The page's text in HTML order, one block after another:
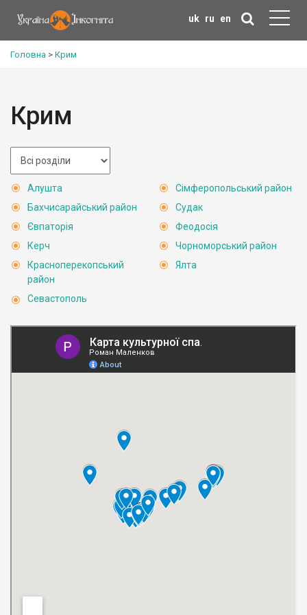
uk ru en
Головна > Крим
Крим
Алушта
Бахчисарайський район
Євпаторія
Керч
Красноперекопський
район
Севастополь
Сімферопольський район
Судак
Феодосія
Чорноморський район
Ялта